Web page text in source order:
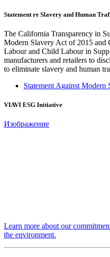
Statement re Slavery and Human
The California Transparency in
Modern Slavery Act of 2015 and
Labour and Child Labour in
manufacturers and retailers to
to eliminate slavery and human
Statement Against
VIAVI ESG Initiative
Изображение
Learn more about our
the environment.